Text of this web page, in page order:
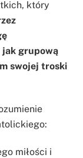
który
jak grupową
swojej troski
miłości i